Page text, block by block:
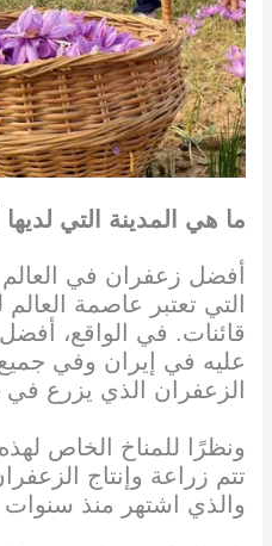
ما هي المدينة التي
أفضل زعفران في العالم
التي تعتبر عاصمة
قائنات. في الواقع،
عليه في إيران وفي جميع
الزعفران الذي يزرع في
ونظرًا للمناخ الخاص لهذه
تتم زراعة وإنتاج
والذي اشتهر منذ سنوات